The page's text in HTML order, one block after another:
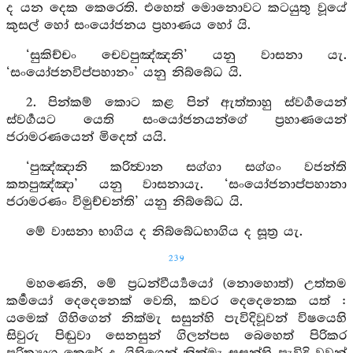
ද යන දෙක කෙරෙති. එහෙත් මොනොවට කටයුතු වූයේ
කුසල් හෝ සංයෝජනය ප්‍රහාණය හෝ යි.
‘සුකිච්චං චෙවපුඤ්ඤනි’ යනු වාසනා යැ.
‘සංයෝජනවිප්පහානං’ යනු නිබ්බේධ යි.
2. පින්කම් කොට කළ පින් ඇත්තාහු ස්වර්‍ගයෙන්
ස්වර්‍ගයට යෙති සංයෝජනයන්ගේ ප්‍රහාණයෙන්
ජරාමරණයෙන් මිදෙත් යයි.
‘පුඤ්ඤානි කරිත්‍වාන සග්ගා සග්ගං වජන්ති
කතපුඤ්ඤා’ යනු වාසනායැ. ‘සංයෝජනාප්පහානා
ජරාමරණං විමුච්චන්ති’ යනු නිබ්බේධ යි.
මේ වාසනා භාගිය ද නිබ්බේධභාගිය ද සූත්‍ර යැ.
239
මහණෙනි, මේ ප්‍රධන්වීර්‍ය්‍යයෝ (නොහොත්) උත්තම
කර්‍මයෝ දෙදෙනෙක් වෙති, කවර දෙදෙනෙක යත් :
යමෙක් ගිහිගෙන් නික්මැ සසුන්හි පැවිදිවූවන් විෂයෙහි
සිවුරු පිඬුවා සෙනසුන් ගිලන්පස බෙහෙත් පිරිකර